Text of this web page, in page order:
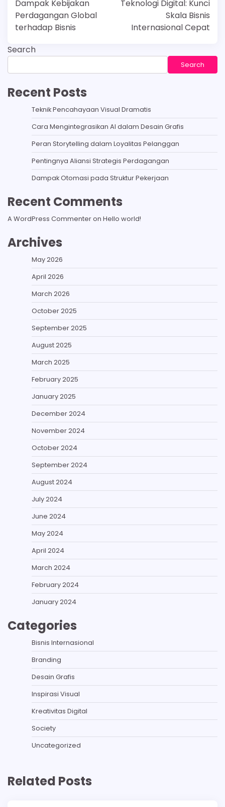
Dampak Kebijakan
Perdagangan Global
terhadap Bisnis
Teknologi Digital: Kunci
Skala Bisnis
Internasional Cepat
Search
Search
Recent Posts
Teknik Pencahayaan Visual Dramatis
Cara Mengintegrasikan AI dalam Desain Grafis
Peran Storytelling dalam Loyalitas Pelanggan
Pentingnya Aliansi Strategis Perdagangan
Dampak Otomasi pada Struktur Pekerjaan
Recent Comments
A WordPress Commenteron Hello world!
Archives
May 2026
April 2026
March 2026
October 2025
September 2025
August 2025
March 2025
February 2025
January 2025
December 2024
November 2024
October 2024
September 2024
August 2024
July 2024
June 2024
May 2024
April 2024
March 2024
February 2024
January 2024
Categories
Bisnis Internasional
Branding
Desain Grafis
Inspirasi Visual
Kreativitas Digital
Society
Uncategorized
Related Posts